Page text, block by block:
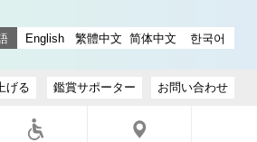
English 繁體中文 简体中文 한국어
鑑賞サポーター お問い合わせ
げる